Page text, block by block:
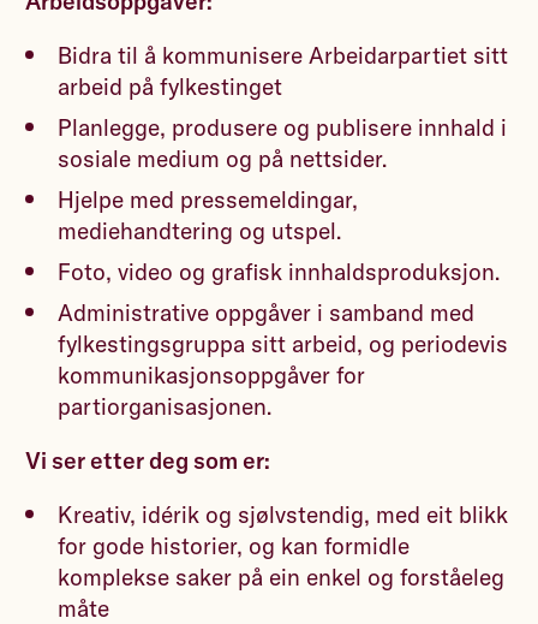
Bidra til å kommunisere Arbeidarpartiet sitt
arbeid på fylkestinget
Planlegge, produsere og publisere innhald i
sosiale medium og på nettsider.
Hjelpe med pressemeldingar,
mediehandtering og utspel.
Foto, video og grafisk innhaldsproduksjon.
Administrative oppgåver i samband med
fylkestingsgruppa sitt arbeid, og periodevis
kommunikasjonsoppgåver for
partiorganisasjonen.
Vi ser etter deg som er:
Kreativ, idérik og sjølvstendig, med eit blikk
for gode historier, og kan formidle
komplekse saker på ein enkel og forståeleg
måte